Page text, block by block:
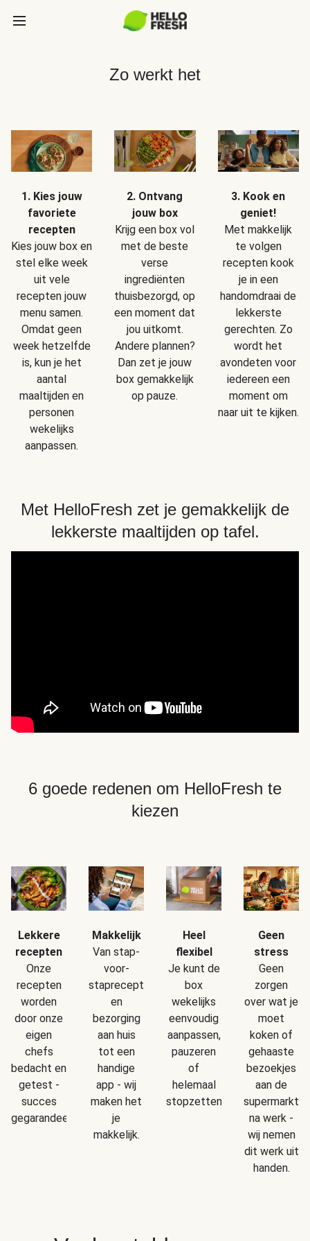
Zo werkt het
1. Kies jouw
favoriete
recepten
Kies jouw box en
stel elke week
uit vele
recepten jouw
menu samen.
Omdat geen
week hetzelfde
is, kun je het
aantal
maaltijden en
personen
wekelijks
aanpassen.
2. Ontvang
jouw box
Krijg een box vol
met de beste
verse
ingrediënten
thuisbezorgd, op
een moment dat
jou uitkomt.
Andere plannen?
Dan zet je jouw
box gemakkelijk
op pauze.
3. Kook en
geniet!
Met makkelijk
te volgen
recepten kook
je in een
handomdraai de
lekkerste
gerechten. Zo
wordt het
avondeten voor
iedereen een
moment om
naar uit te kijken.
Met HelloFresh zet je gemakkelijk de
lekkerste maaltijden op tafel.
6 goede redenen om HelloFresh te
kiezen
Lekkere
recepten
Onze
recepten
worden
door onze
eigen
chefs
bedacht en
getest -
succes
gegarandeerd!
Makkelijk
Van stap-
voor-
staprecepten
en
bezorging
aan huis
tot een
handige
app - wij
maken het
je
makkelijk.
Heel
flexibel
Je kunt de
box
wekelijks
eenvoudig
aanpassen,
pauzeren
of
helemaal
stopzetten.
Geen
stress
Geen
zorgen
over wat je
moet
koken of
gehaaste
bezoekjes
aan de
supermarkt
na werk -
wij nemen
dit werk uit
handen.